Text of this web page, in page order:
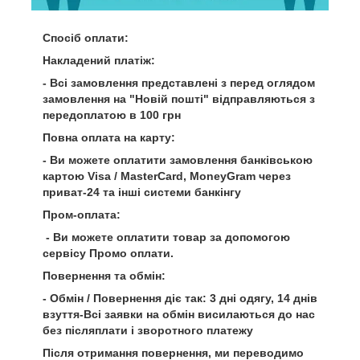
Спосіб оплати:
Накладений платіж:
- Всі замовлення представлені з перед оглядом
замовлення на "Новій пошті" відправляються з
передоплатою в 100 грн
Повна оплата на карту:
- Ви можете оплатити замовлення банківською
картою Visa / MasterCard, MoneyGram через
приват-24 та інші системи банкінгу
Пром-оплата:
- Ви можете оплатити товар за допомогою
сервісу Промо оплати.
Повернення та обмін:
- Обмін / Повернення діє так: 3 дні одягу, 14 днів
взуття-Всі заявки на обмін висилаються до нас
без післяплати і зворотного платежу
Після отримання повернення, ми переводимо